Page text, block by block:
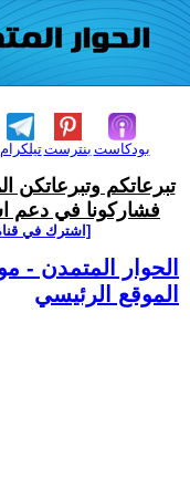
تيلكرامبنترست بودكاست
تبرعاتكم وتبرعاتكن
فشاركونا في دعم
[اشترك في
الحوار المتمدن -
الموقع الرئيسي